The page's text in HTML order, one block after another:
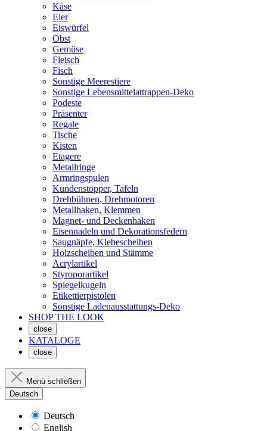
Käse
Eier
Eiswürfel
Obst
Gemüse
Fleisch
Fisch
Sonstige Meerestiere
Sonstige Lebensmittelattrappen-Deko
Podeste
Präsenter
Regale
Tische
Kisten
Etagere
Metallringe
Armringspulen
Kundenstopper, Tafeln
Drehbühnen, Drehmotoren
Metallhaken, Klemmen
Magnet- und Deckenhaken
Eisennadeln und Dekorationsfedern
Saugnäpfe, Klebescheiben
Holzscheiben und Stämme
Acrylartikel
Styroporartikel
Spiegelkugeln
Etikettierpistolen
Sonstige Ladenausstattungs-Deko
SHOP THE LOOK
close
KATALOGE
close
Menü schließen
Deutsch
Deutsch
English